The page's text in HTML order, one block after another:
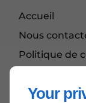
Your
Accueil
Nous
Politique de